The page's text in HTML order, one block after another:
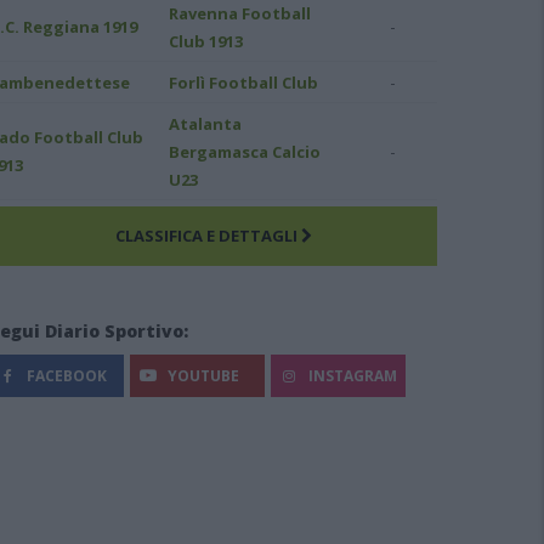
Reggiana 1919
Ravenna Football
Club 1913
-
Forlì Football Club -
Football Club
Atalanta
Bergamasca Calcio
U23
-
CLASSIFICA E DETTAGLI
Diario Sportivo:
FACEBOOK YOUTUBE INSTAGRAM